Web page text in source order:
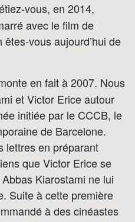
vous, en 2014,
avec le film de
vous aujourd’hui de
en fait à 2007. Nous
et Victor Erice autour
initiée par le CCCB, le
de Barcelone.
lettres en préparant
que Victor Erice se
Kiarostami ne lui
Suite à cette première
à des cinéastes